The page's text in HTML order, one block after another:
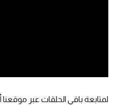
لمتابعة باقي الحلقات عبر